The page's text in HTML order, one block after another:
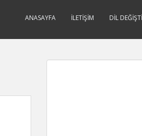
ANASAYFA İLETIŞIM DIL